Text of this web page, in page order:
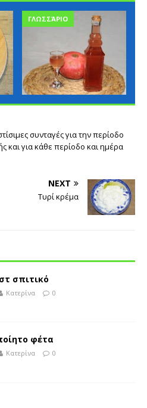
ΓΛΩΣΣΆΡΙΟ
συνταγές για την περίοδο
και για κάθε περίοδο και ημέρα
NEXT
Τυρί κρέμα
σπιτικό
Κατερίνα 0
φέτα
Κατερίνα 0